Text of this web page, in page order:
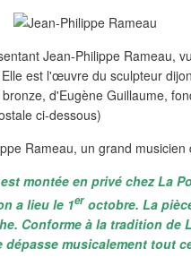
Jean-Philippe Rameau,
est l'œuvre du sculpteur
d'Eugène Guillaume,
ci-dessous)
montée en privé chez La
a lieu le 1er octobre. La
Conforme à la tradition de
musicalement tout